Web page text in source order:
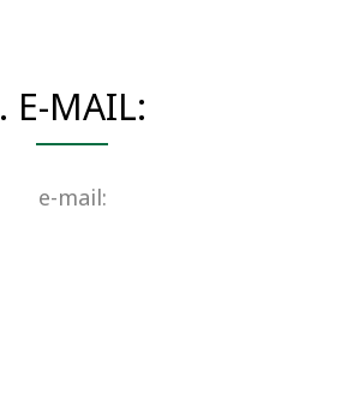
. E-MAIL:
e-mail: